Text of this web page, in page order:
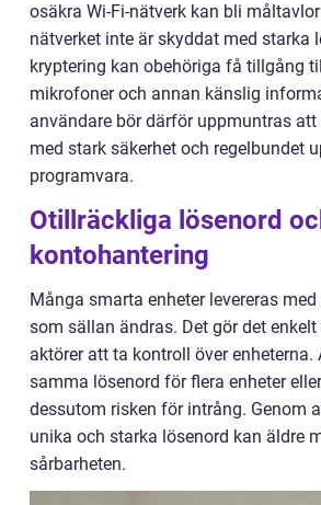
osäkra Wi-Fi-nätverk kan bli
nätverket inte är skyddat med starka
kryptering kan obehöriga få tillgång
mikrofoner och annan känslig
användare bör därför uppmuntras
med stark säkerhet och regelbundet
programvara.
Otillräckliga lösenord
kontohantering
Många smarta enheter levereras
som sällan ändras. Det gör det
aktörer att ta kontroll över enheterna.
samma lösenord för flera enheter
dessutom risken för intrång. Genom
unika och starka lösenord kan äldre
sårbarheten.